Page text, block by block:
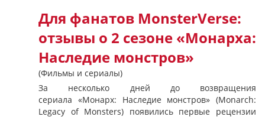
Для фанатов MonsterVerse:
отзывы о 2 сезоне «Монарха:
Наследие монстров»
(Фильмы и сериалы)
За несколько дней до возвращения
сериала «Монарх: Наследие монстров» (Monarch:
Legacy of Monsters) появились первые рецензии